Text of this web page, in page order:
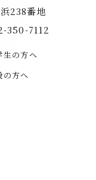
238番地
350-7112
生の方へ
の方へ